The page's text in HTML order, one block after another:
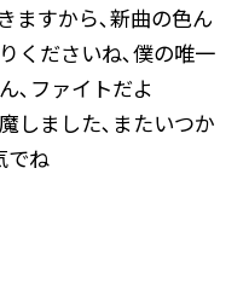
ますから､新曲の色ん
くださいね､僕の唯一
､ファイトだよ
しました､またいつか
でね